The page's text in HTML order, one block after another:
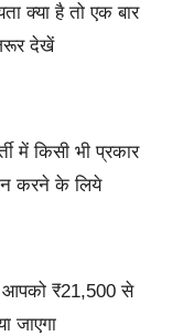
क्या है तो एक बार
देखें
में किसी भी प्रकार
करने के लिये
आपको ₹21,500 से
जाएगा